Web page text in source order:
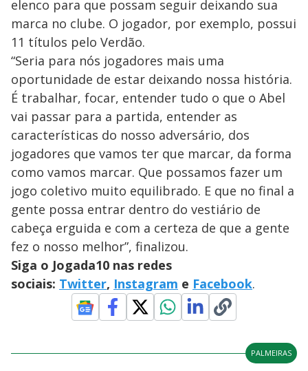
elenco para que possam seguir deixando sua
marca no clube. O jogador, por exemplo, possui
11 títulos pelo Verdão.
“Seria para nós jogadores mais uma
oportunidade de estar deixando nossa história.
É trabalhar, focar, entender tudo o que o Abel
vai passar para a partida, entender as
características do nosso adversário, dos
jogadores que vamos ter que marcar, da forma
como vamos marcar. Que possamos fazer um
jogo coletivo muito equilibrado. E que no final a
gente possa entrar dentro do vestiário de
cabeça erguida e com a certeza de que a gente
fez o nosso melhor”, finalizou.
Siga o Jogada10 nas redes
sociais: Twitter, Instagram e Facebook.
PALMEIRAS